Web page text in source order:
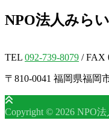
NPO法人みら
TEL 092-739-8079 / FAX
〒810-0041 福岡県福岡
Copyright © 2026 NPO